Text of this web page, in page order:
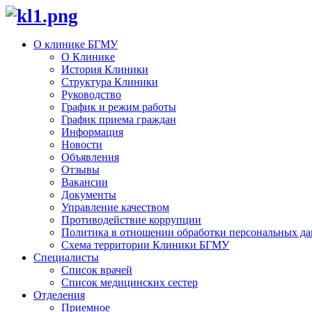
О клинике БГМУ
О Клинике
История Клиники
Структура Клиники
Руководство
График и режим работы
График приема граждан
Информация
Новости
Объявления
Отзывы
Вакансии
Документы
Управление качеством
Противодействие коррупции
Политика в отношении обработки персональных
Схема территории Клиники БГМУ
Специалисты
Список врачей
Список медицинских сестер
Отделения
Приемное